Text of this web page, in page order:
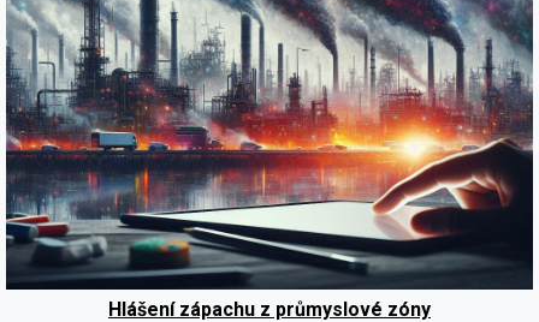
Hlášení zápachu z průmyslové zóny